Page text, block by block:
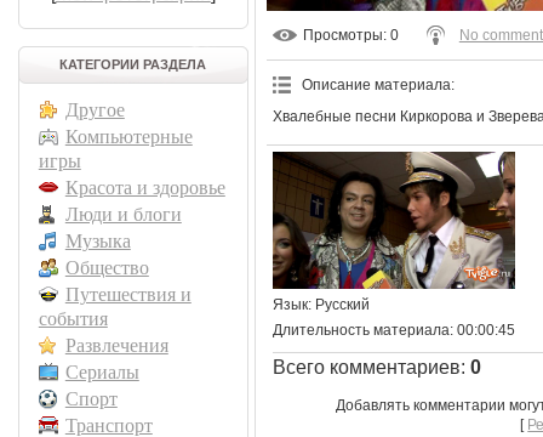
КАТЕГОРИИ РАЗДЕЛА
Другое
Компьютерные
игры
Красота и здоровье
Люди и блоги
Музыка
Общество
Путешествия и
события
Развлечения
Сериалы
Спорт
Транспорт
Просмотры: 0 No
Описание материала:
Хвалебные песни Киркорова и Зверева
Язык: Русский
Длительность материала: 00:00:45
Всего комментариев: 0
Добавлять комментарии
[